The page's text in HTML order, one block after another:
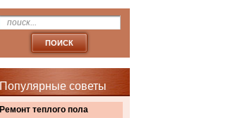
Популярные советы
Ремонт теплого пола